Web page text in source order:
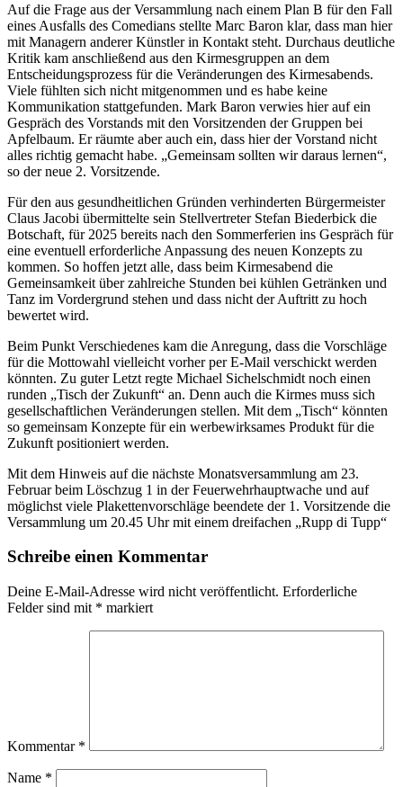
Auf die Frage aus der Versammlung nach einem Plan B für den Fall
eines Ausfalls des Comedians stellte Marc Baron klar, dass man hier
mit Managern anderer Künstler in Kontakt steht. Durchaus deutliche
Kritik kam anschließend aus den Kirmesgruppen an dem
Entscheidungsprozess für die Veränderungen des Kirmesabends.
Viele fühlten sich nicht mitgenommen und es habe keine
Kommunikation stattgefunden. Mark Baron verwies hier auf ein
Gespräch des Vorstands mit den Vorsitzenden der Gruppen bei
Apfelbaum. Er räumte aber auch ein, dass hier der Vorstand nicht
alles richtig gemacht habe. „Gemeinsam sollten wir daraus lernen“,
so der neue 2. Vorsitzende.
Für den aus gesundheitlichen Gründen verhinderten Bürgermeister
Claus Jacobi übermittelte sein Stellvertreter Stefan Biederbick die
Botschaft, für 2025 bereits nach den Sommerferien ins Gespräch für
eine eventuell erforderliche Anpassung des neuen Konzepts zu
kommen. So hoffen jetzt alle, dass beim Kirmesabend die
Gemeinsamkeit über zahlreiche Stunden bei kühlen Getränken und
Tanz im Vordergrund stehen und dass nicht der Auftritt zu hoch
bewertet wird.
Beim Punkt Verschiedenes kam die Anregung, dass die Vorschläge
für die Mottowahl vielleicht vorher per E-Mail verschickt werden
könnten. Zu guter Letzt regte Michael Sichelschmidt noch einen
runden „Tisch der Zukunft“ an. Denn auch die Kirmes muss sich
gesellschaftlichen Veränderungen stellen. Mit dem „Tisch“ könnten
so gemeinsam Konzepte für ein werbewirksames Produkt für die
Zukunft positioniert werden.
Mit dem Hinweis auf die nächste Monatsversammlung am 23.
Februar beim Löschzug 1 in der Feuerwehrhauptwache und auf
möglichst viele Plakettenvorschläge beendete der 1. Vorsitzende die
Versammlung um 20.45 Uhr mit einem dreifachen „Rupp di Tupp“
Schreibe einen Kommentar
Deine E-Mail-Adresse wird nicht veröffentlicht. Erforderliche
Felder sind mit * markiert
Kommentar *
Name *